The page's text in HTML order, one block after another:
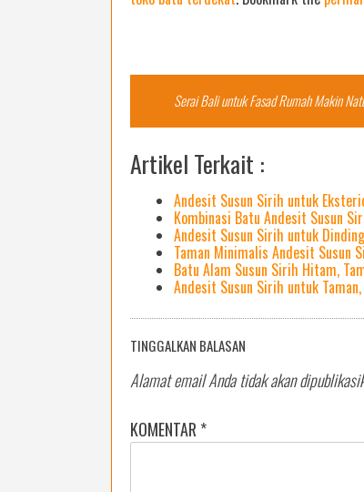
navigation
Serai Bali untuk Fasad Rumah Makin
Artikel Terkait :
Andesit Susun Sirih untuk
Kombinasi Batu Andesit Susun
Andesit Susun Sirih untuk
Taman Minimalis Andesit Susun
Batu Alam Susun Sirih Hitam,
Andesit Susun Sirih untuk
TINGGALKAN BALASAN
Alamat email Anda tidak akan
KOMENTAR *